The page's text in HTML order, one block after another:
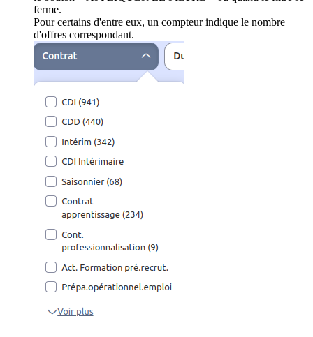
ferme.
Pour certains d'entre eux, un compteur indique le nombre
d'offres correspondant.